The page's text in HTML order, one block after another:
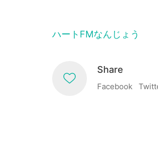
ハートFMなんじょう
Share
Facebook